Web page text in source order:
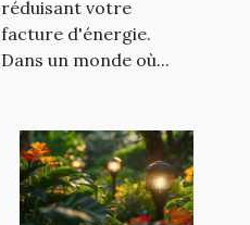
énergie
réduisant votre
facture d'énergie.
Dans un monde où...